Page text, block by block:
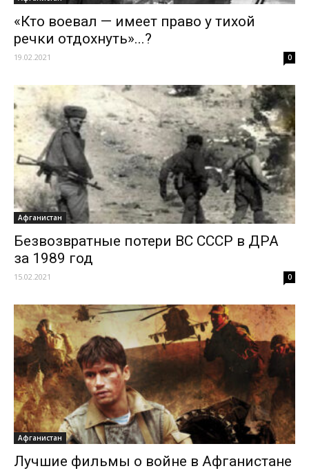
«Кто воевал — имеет право у тихой
речки отдохнуть»...?
19.02.2021 0
Афганистан
Безвозвратные потери ВС СССР в ДРА
за 1989 год
15.02.2021 0
Афганистан
Лучшие фильмы о войне в Афганистане